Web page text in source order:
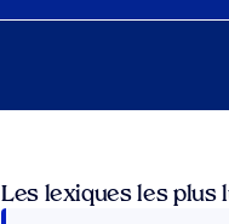
Les lexiques les plus